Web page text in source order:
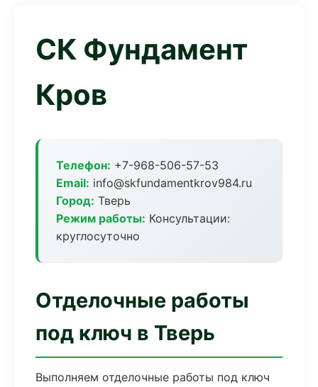
СК Фундамент
Кров
Телефон: +7-968-506-57-53
Email: info@skfundamentkrov984.ru
Город: Тверь
Режим работы: Консультации:
круглосуточно
Отделочные работы
под ключ в Тверь
Выполняем отделочные работы под ключ